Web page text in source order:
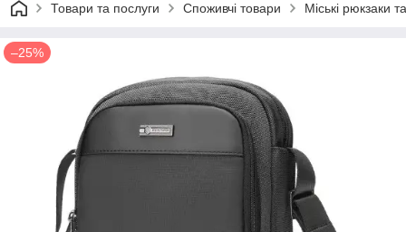
Товари та послуги Споживчі товари Міські рюкзаки
–25%